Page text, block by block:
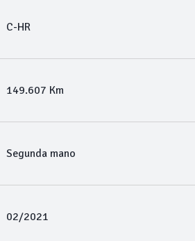
C-HR
149.607 Km
Segunda mano
02/2021